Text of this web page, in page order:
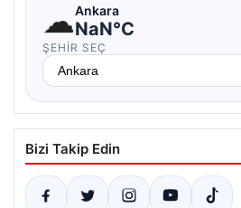
☁Ankara
NaN°C
ŞEHIR SEÇ
Bizi Takip Edin